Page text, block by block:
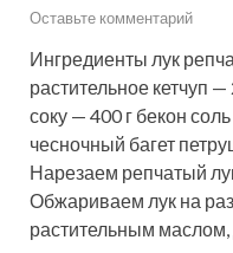
Оставьте комментарий
Ингредиенты лук
растительное кетчуп
соку — 400 г бекон
чесночный багет
Нарезаем репчатый
Обжариваем лук на
растительным маслом,